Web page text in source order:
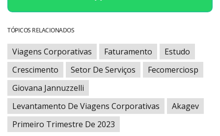
TÓPICOS RELACIONADOS
Viagens Corporativas Faturamento
Estudo
Crescimento
Setor De Serviços
Fecomerciosp
Giovana Jannuzzelli
Levantamento De Viagens Corporativas
Akagev
Primeiro Trimestre De 2023